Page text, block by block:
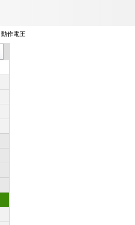
動作電圧